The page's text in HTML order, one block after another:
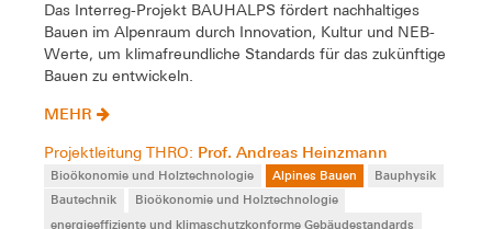
Das Interreg-Projekt BAUHALPS fördert nachhaltiges
Bauen im Alpenraum durch Innovation, Kultur und NEB-
Werte, um klimafreundliche Standards für das zukünftige
Bauen zu entwickeln.
MEHR
Projektleitung THRO: Prof. Andreas Heinzmann
Bioökonomie und Holztechnologie Alpines Bauen
Bauphysik
Bautechnik
Bioökonomie und Holztechnologie
energieeffiziente und klimaschutzkonforme Gebäudestandards